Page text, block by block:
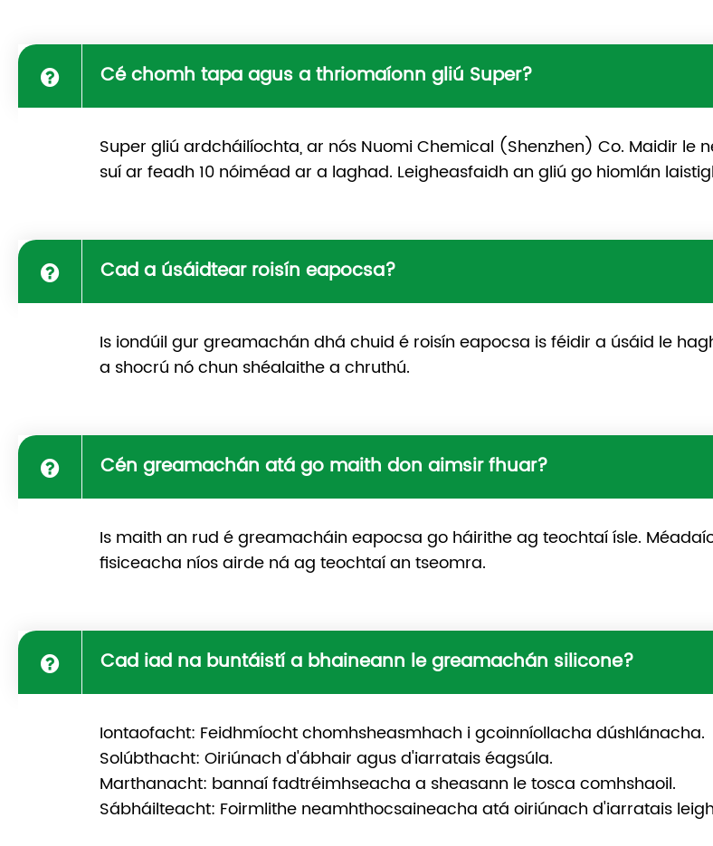
Cé chomh tapa agus a thriomaíonn gliú Super?
Super gliú ardcháilíochta, ar nós Nuomi Chemical (Shenzhen) Co. Maidir
suí ar feadh 10 nóiméad ar a laghad. Leigheasfaidh an gliú go hiomlán
Cad a úsáidtear roisín eapocsa?
Is iondúil gur greamachán dhá chuid é roisín eapocsa is féidir a úsáid le
a shocrú nó chun shéalaithe a chruthú.
Cén greamachán atá go maith don aimsir fhuar?
Is maith an rud é greamacháin eapocsa go háirithe ag teochtaí ísle.
fisiceacha níos airde ná ag teochtaí an tseomra.
Cad iad na buntáistí a bhaineann le greamachán silicone?
Iontaofacht: Feidhmíocht chomhsheasmhach i gcoinníollacha dúshlánacha.
Solúbthacht: Oiriúnach d'ábhair agus d'iarratais éagsúla.
Marthanacht: bannaí fadtréimhseacha a sheasann le tosca comhshaoil.
Sábháilteacht: Foirmlithe neamhthocsaineacha atá oiriúnach d'iarratais